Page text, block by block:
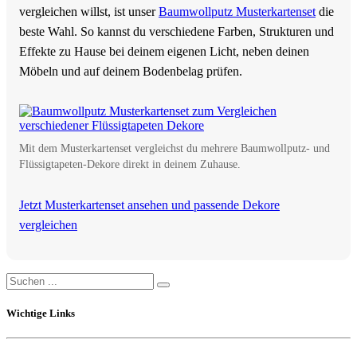
vergleichen willst, ist unserBaumwollputz Musterkartensetdie
beste Wahl. So kannst du verschiedene Farben, Strukturen und
Effekte zu Hause bei deinem eigenen Licht, neben deinen
Möbeln und auf deinem Bodenbelag prüfen.
Mit dem Musterkartenset vergleichst du mehrere Baumwollputz- und
Flüssigtapeten-Dekore direkt in deinem Zuhause.
Jetzt Musterkartenset ansehen und passende Dekore
vergleichen
Wichtige Links